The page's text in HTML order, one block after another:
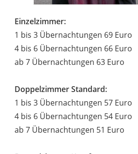
Einzelzimmer:
1 bis 3 Übernachtungen 69 Euro
4 bis 6 Übernachtungen 66 Euro
ab 7 Übernachtungen 63 Euro
Doppelzimmer Standard:
1 bis 3 Übernachtungen 57 Euro
4 bis 6 Übernachtungen 54 Euro
ab 7 Übernachtungen 51 Euro